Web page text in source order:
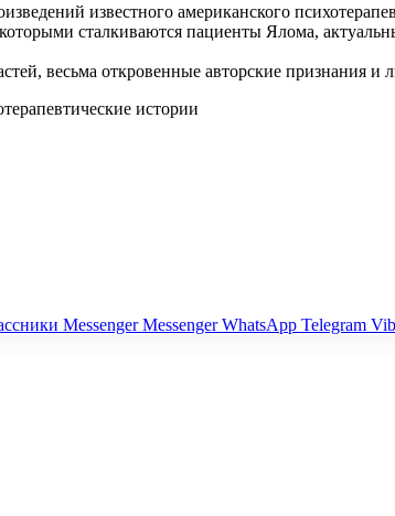
известного американского
сталкиваются пациенты Ялома,
весьма откровенные авторские
истории
Messenger Messenger WhatsApp Telegram